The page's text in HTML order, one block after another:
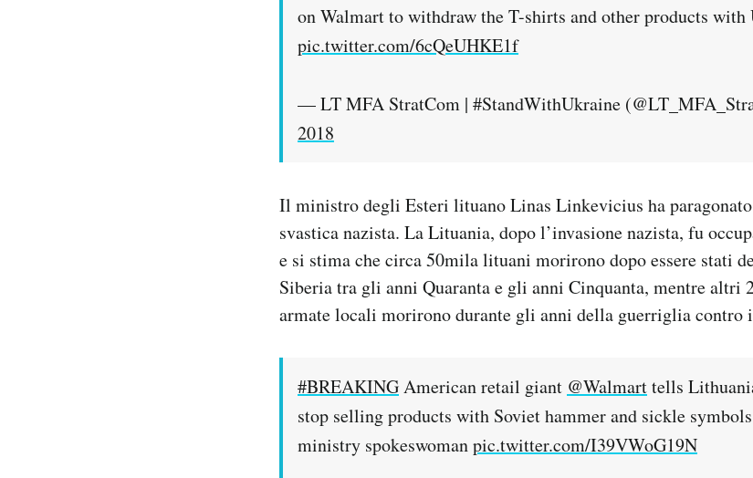
on Walmart to withdraw the T-shirts and other products with
pic.twitter.com/6cQeUHKE1f
— LT MFA StratCom | #StandWithUkraine
2018
Il ministro degli Esteri lituano Linas Linkevicius ha
svastica nazista. La Lituania, dopo l’invasione nazista, fu
e si stima che circa 50mila lituani morirono dopo essere stati
Siberia tra gli anni Quaranta e gli anni Cinquanta, mentre altri
armate locali morirono durante gli anni della guerriglia contro
#BREAKINGAmerican retail giant @Walmarttells
stop selling products with Soviet hammer and sickle
ministry spokeswomanpic.twitter.com/I39VWoG19N